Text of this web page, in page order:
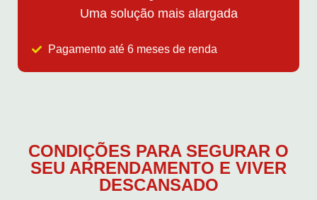
Uma solução mais alargada
Pagamento até 6 meses de renda
CONDIÇÕES PARA SEGURAR O
SEU ARRENDAMENTO E VIVER
DESCANSADO